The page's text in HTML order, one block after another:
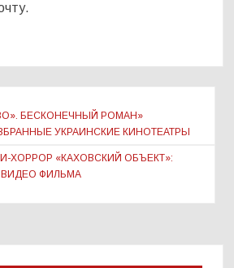
БЕСКОНЕЧНЫЙ РОМАН»
УКРАИНСКИЕ КИНОТЕАТРЫ
ХОРРОР «КАХОВСКИЙ ОБЪЕКТ»:
ВИДЕО ФИЛЬМА